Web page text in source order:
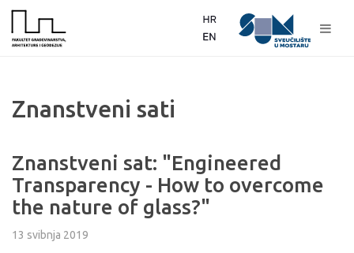
Znanstveni sati
Znanstveni sat: "Engineered
Transparency - How to overcome
the nature of glass?"
13 svibnja 2019